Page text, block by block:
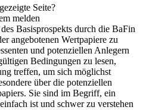
Seite?
melden
Basisprospekts durch die BaFin
angebotenen Wertpapiere zu
und potenziellen Anlegern
Bedingungen zu lesen,
treffen, um sich möglichst
über die potenziellen
Sie sind im Begriff, ein
ist und schwer zu verstehen